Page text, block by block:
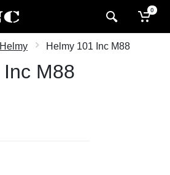
0
Helmy Helmy 101 Inc M88
M88